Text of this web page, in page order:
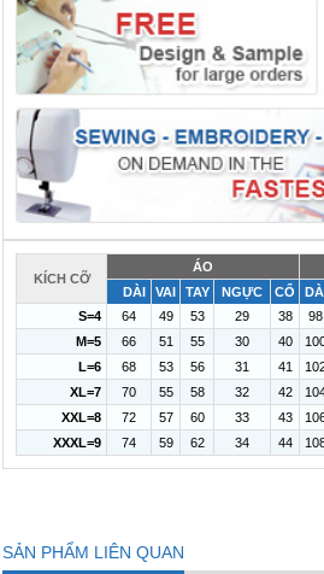
KÍCH CỠ
ÁO
DÀI
VAI TAY NGỰC CỔ
S=4
64 49 53 29 38 98
M=5
66 51 55 30 40
L=6
68 53 56 31 41
XL=7
70 55 58 32 42
XXL=8
72 57 60 33 43
XXXL=9
74 59 62 34 44
SẢN PHẨM LIÊN QUAN